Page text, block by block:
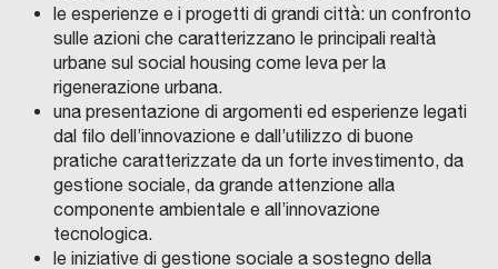
le esperienze e i progetti di grandi città: un confronto
sulle azioni che caratterizzano le principali realtà
urbane sul social housing come leva per la
rigenerazione urbana.
una presentazione di argomenti ed esperienze legati
dal filo dell’innovazione e dall’utilizzo di buone
pratiche caratterizzate da un forte investimento, da
gestione sociale, da grande attenzione alla
componente ambientale e all’innovazione
tecnologica.
le iniziative di gestione sociale a sostegno della